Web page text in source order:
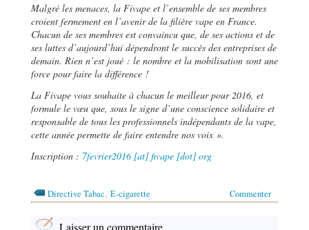
Malgré les menaces, la Fivape et l’ensemble de ses membres
croient fermement en l’avenir de la filière vape en France.
Chacun de ses membres est convaincu que, de ses actions et de
ses luttes d’aujourd’hui dépendront le succès des entreprises de
demain. Rien n’est joué : le nombre et la mobilisation sont une
force pour faire la différence !
La Fivape vous souhaite à chacun le meilleur pour 2016, et
formule le vœu que, sous le signe d’une conscience solidaire et
responsable de tous les professionnels indépendants de la vape,
cette année permette de faire entendre nos voix ».
Inscription : 7fevrier2016 [at] fivape [dot] org
Commenter
Directive Tabac, E-cigarette
Laisser un commentaire